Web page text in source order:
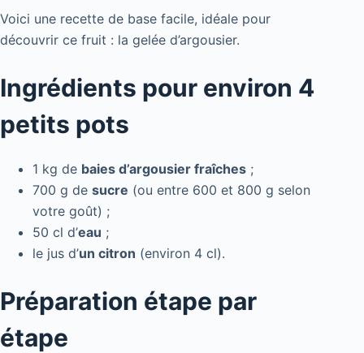
Voici une recette de base facile, idéale pour
découvrir ce fruit : la gelée d’argousier.
Ingrédients pour environ 4
petits pots
1 kg de baies d’argousier fraîches ;
700 g de sucre (ou entre 600 et 800 g selon
votre goût) ;
50 cl d’eau ;
le jus d’un citron (environ 4 cl).
Préparation étape par
étape